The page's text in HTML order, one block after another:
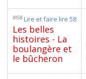
Lire et faire lire 58
lfl58
Les belles
histoires - La
boulangère et
le bûcheron